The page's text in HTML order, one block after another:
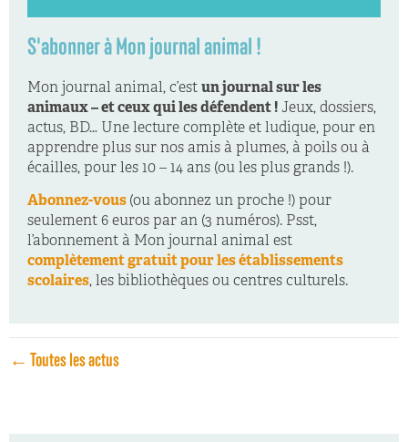
S'abonner à Mon journal animal !
Mon journal animal, c’est un journal sur les
animaux – et ceux qui les défendent ! Jeux, dossiers,
actus, BD… Une lecture complète et ludique, pour en
apprendre plus sur nos amis à plumes, à poils ou à
écailles, pour les 10 – 14 ans (ou les plus grands !).
Abonnez-vous (ou abonnez un proche !) pour
seulement 6 euros par an (3 numéros). Psst,
l’abonnement à Mon journal animal est
complètement gratuit pour les établissements
scolaires, les bibliothèques ou centres culturels.
← Toutes les actus